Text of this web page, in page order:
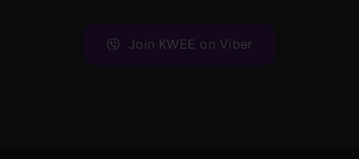
Join KWEE on Viber